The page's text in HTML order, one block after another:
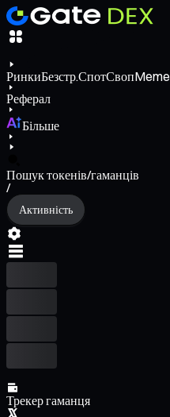
РинкиБезстр.СпотСвопMeme
Реферал
Більше
Пошук токенів/гаманців
/
Активність
Трекер гаманця